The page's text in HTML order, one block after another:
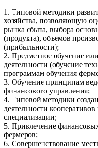
1. Типовой методики
хозяйства, позволяющую
рынка сбыта, выбора
(продукта), объемов
(прибыльности);
2. Предметное обучение
деятельности (обучение
программам обучения
3. Обучение принципам
финансового управления;
4. Типовой методики
деятельности
специализации;
5. Привлечение
фермеров;
6. Совершенствование